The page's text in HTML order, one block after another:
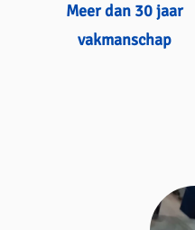
Meer dan 30 jaar
vakmanschap